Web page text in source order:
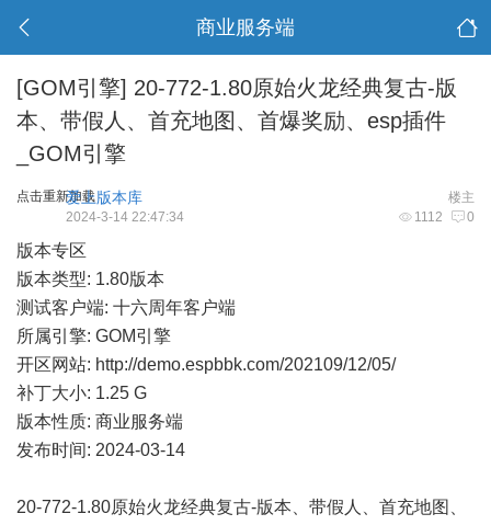
商业服务端
[GOM引擎] 20-772-1.80原始火龙经典复古-版
本、带假人、首充地图、首爆奖励、esp插件
_GOM引擎
点击重新加载 楼主
爱上版本库
1112 0
2024-3-14 22:47:34
版本专区
版本类型: 1.80版本
测试客户端: 十六周年客户端
所属引擎: GOM引擎
开区网站: http://demo.espbbk.com/202109/12/05/
补丁大小: 1.25 G
版本性质: 商业服务端
发布时间: 2024-03-14
20-772-1.80原始火龙经典复古-版本、带假人、首充地图、